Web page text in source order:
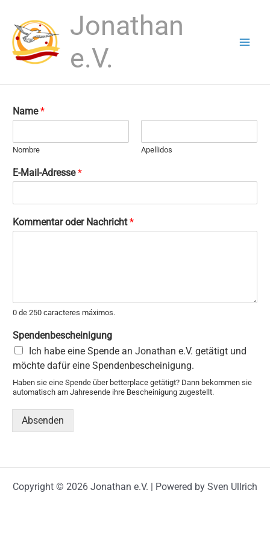
contenido
Jonathan
e.V.
Name*
Nombre Apellidos
o
d
r
*
K
a
E-Mail-Adresse*
Kommentar oder Nachricht*
0 de 250 caracteres máximos.
Spendenbescheinigung
Ich habe eine Spende an Jonathan e.V. getätigt und
möchte dafür eine Spendenbescheinigung.
Haben sie eine Spende über betterplace getätigt? Dann bekommen sie
automatisch am Jahresende ihre Bescheinigung zugestellt.
Absenden
Copyright © 2026 Jonathan e.V. | Powered by Sven Ullrich